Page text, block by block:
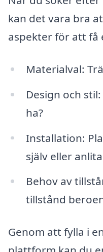
kan det vara bra
aspekter för att få
Materialval:
Design och
ha?
Installation:
själv eller
Behov av
tillstånd
Genom att fylla i